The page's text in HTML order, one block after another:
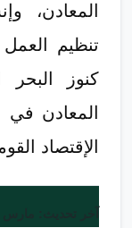
المعادن،
تنظيم
كنوز البحر
المعادن
الإقتصاد